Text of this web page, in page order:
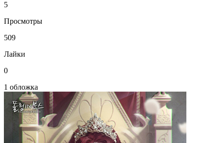
5
Просмотры
509
Лайки
0
1 обложка